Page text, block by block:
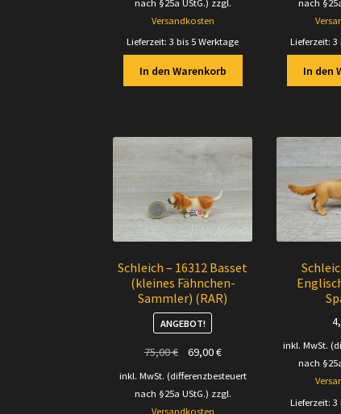
nach §25a UStG.) zzgl.
Versandkosten
Lieferzeit:3 bis 5 Werktage
In den Warenkorb
nach
Lieferzeit:3
In den
Schleich – 16312 Basset
(kleines Fähnchen-
Sammler) (RAR)
ANGEBOT!
75,00€
Ursprünglicher
Preis
69,00€Aktueller
inkl. MwSt. (differenzbesteuert
nach §25a UStG.) zzgl.
Versandkosten
inkl. MwSt.
nach
Lieferzeit:3